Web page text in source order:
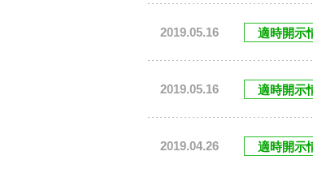
2019.05.16 適時開示
2019.05.16 適時開示
2019.04.26 適時開示